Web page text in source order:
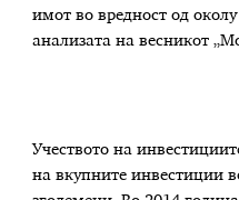
имот во вредност од
анализата на весникот
Учеството на
на вкупните инвестиции